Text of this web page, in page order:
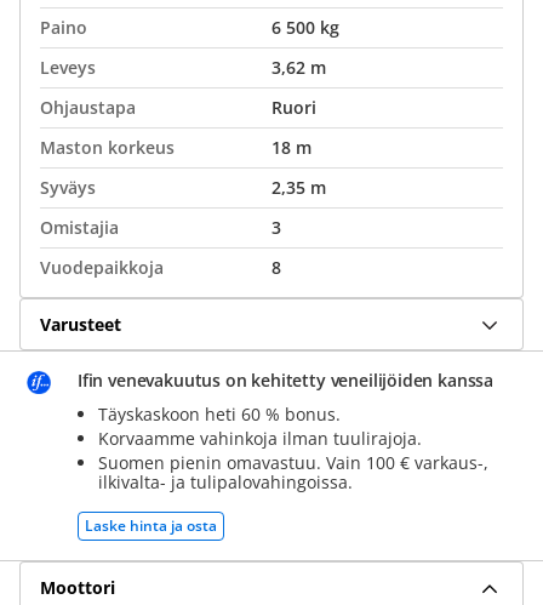
Paino
6 500 kg
Leveys
3,62 m
Ohjaustapa
Ruori
Maston korkeus
18 m
Syväys
2,35 m
Omistajia
3
Vuodepaikkoja
8
Varusteet
Ifin venevakuutus on kehitetty veneilijöiden kanssa
Täyskaskoon heti 60 % bonus.
Korvaamme vahinkoja ilman tuulirajoja.
Suomen pienin omavastuu. Vain 100 € varkaus-,
ilkivalta- ja tulipalovahingoissa.
Laske hinta ja osta
Moottori